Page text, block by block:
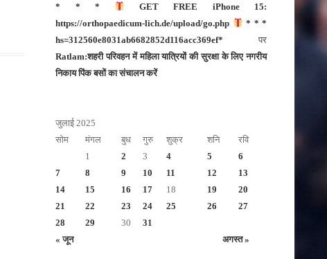
दतिया
नरसिंहपुर
मंदसौर
भोपाल
बुरहानपुर
उज्जैन
* * *
GET FREE iPhone 15:
https://orthopaedicum-lich.de/upload/go.php
* * *
hs=312560e8031ab6682852d116acc369ef* पर
Ratlam:शहरी परिवहन में महिला यात्रियों की सुरक्षा के लिए नगरीय
निकाय पिंक बसों का संचालन करें
जुलाई 2025
सोम
मंगल बुध गुरु शुक्र शनि रवि
« जून अगस्त »
1 2 3 4 5
6
7
8 9 10 11 12
13
14
15 16 17 18 19
20
21
22 23 24 25 26
27
28
29 30 31